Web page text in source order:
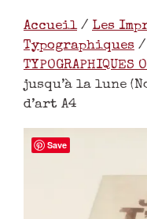
Accueil/ Les
Typographiques /
jusqu’à la lune
d’art A4
Save